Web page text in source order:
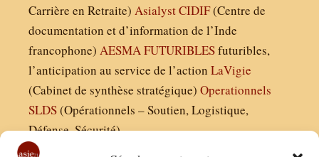
Carrière en Retraite) AsialystCIDIF(Centre de
documentation et d’information de l’Inde
francophone) AESMAFUTURIBLESfuturibles,
l’anticipation au service de l’action LaVigie
(Cabinet de synthèse stratégique) Operationnels
SLDS(Opérationnels – Soutien, Logistique,
Défense, Sécurité)